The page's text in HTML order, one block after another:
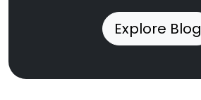
Explore Blog